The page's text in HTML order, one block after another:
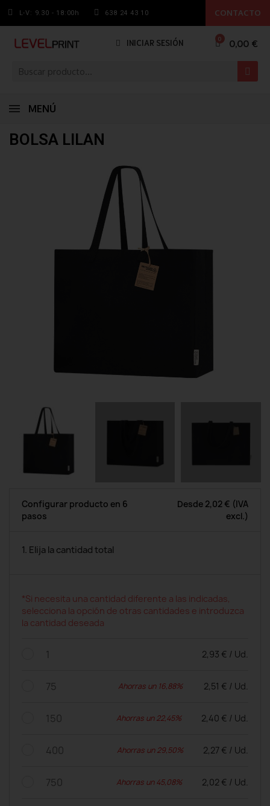
L-V: 9.30 - 18:00h 638 24 43 10 CONTACTO
INICIAR SESIÓN 0,00 €
MENÚ
BOLSA LILAN
Configurar producto en 6
pasos
Desde 2,02 € (IVA
excl.)
1. Elija la cantidad total
*Si necesita una cantidad diferente a las indicadas,
selecciona la opción de otras cantidades e introduzca
la cantidad deseada
1 2,93 € / Ud.
75 Ahorras un 16,88% 2,51 € / Ud.
150 Ahorras un 22,45% 2,40 € / Ud.
400 Ahorras un 29,50% 2,27 € / Ud.
750 Ahorras un 45,08% 2,02 € / Ud.